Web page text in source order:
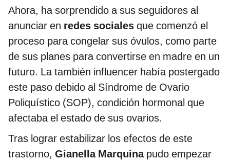
Ahora, ha sorprendido a sus seguidores al
anunciar en redes sociales que comenzó el
proceso para congelar sus óvulos, como parte
de sus planes para convertirse en madre en un
futuro. La también influencer había postergado
este paso debido al Síndrome de Ovario
Poliquístico (SOP), condición hormonal que
afectaba el estado de sus ovarios.
Tras lograr estabilizar los efectos de este
trastorno, Gianella Marquina pudo empezar